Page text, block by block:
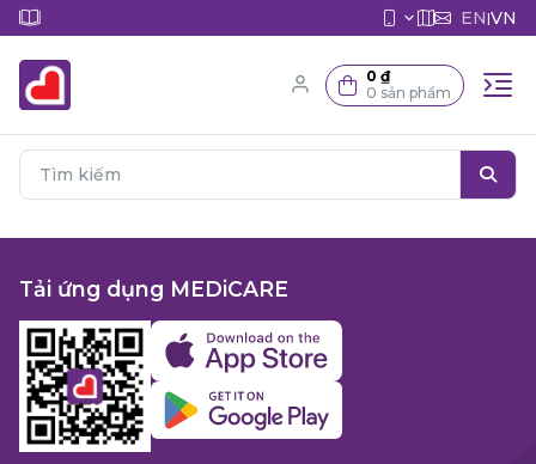
EN|VN
0 ₫
0 sản phẩm
Tải ứng dụng MEDiCARE